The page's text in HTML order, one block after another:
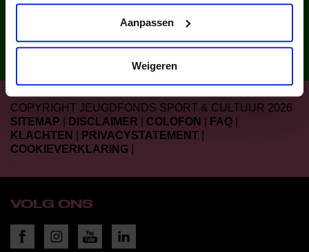
Aanpassen
Weigeren
uitgegeven sport- en
cultuurattributen in 2025.
COPYRIGHT JEUGDFONDS SPORT & CULTUUR 2026
SITEMAP
DISCLAIMER COLOFON FAQ
KLACHTEN
PRIVACYSTATEMENT
COOKIEVERKLARING
VOLG ONS